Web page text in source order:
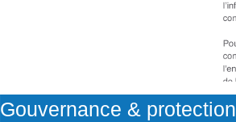
Gouvernance &